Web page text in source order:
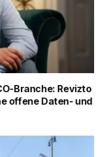
Branche: Revizto
offene Daten- und